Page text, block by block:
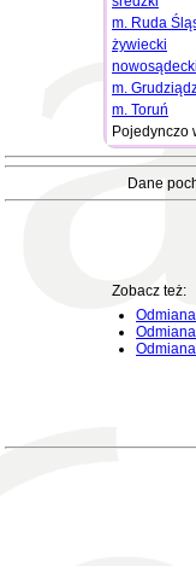
m. Ruda
żywiecki
nowosądecki
m.
m. Toruń
Pojedynczo
Dane
Zobacz też: